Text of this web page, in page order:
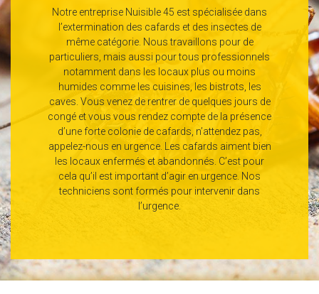
Notre entreprise Nuisible 45 est spécialisée dans
l’extermination des cafards et des insectes de
même catégorie. Nous travaillons pour de
particuliers, mais aussi pour tous professionnels
notamment dans les locaux plus ou moins
humides comme les cuisines, les bistrots, les
caves. Vous venez de rentrer de quelques jours de
congé et vous vous rendez compte de la présence
d’une forte colonie de cafards, n’attendez pas,
appelez-nous en urgence. Les cafards aiment bien
les locaux enfermés et abandonnés. C’est pour
cela qu’il est important d’agir en urgence. Nos
techniciens sont formés pour intervenir dans
l’urgence.